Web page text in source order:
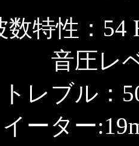
数特性：54
音圧レ
トレブル：
ーター